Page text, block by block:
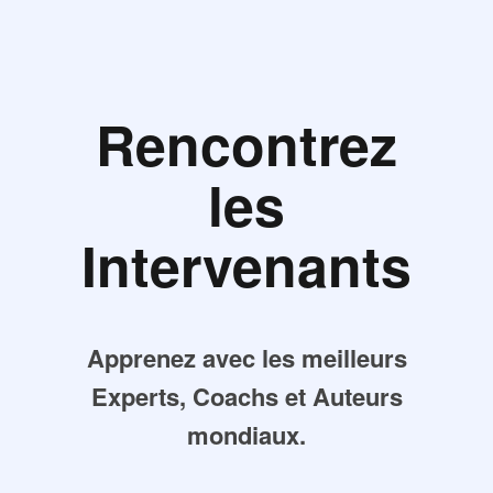
Rencontrez
les
Intervenants
Apprenez avec les meilleurs
Experts, Coachs et Auteurs
mondiaux.